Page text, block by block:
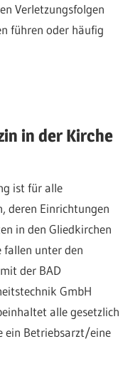
Verletzungsfolgen
führen oder häufig
in der Kirche
ist für alle
deren Einrichtungen
in den Gliedkirchen
fallen unter den
der BAD
GmbH
alle gesetzlich
ein Betriebsarzt/eine